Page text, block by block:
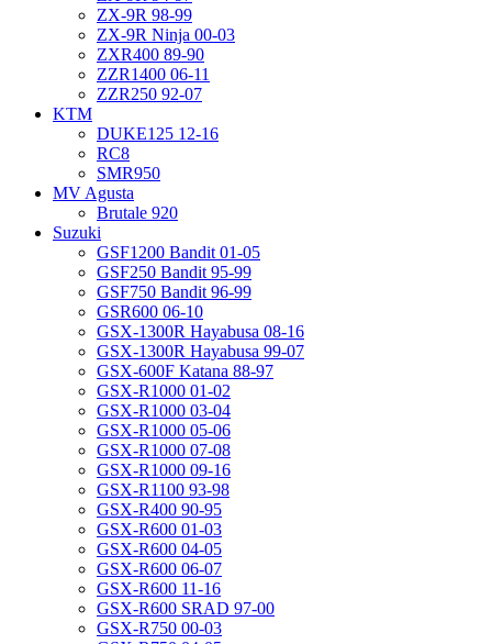
ZX-9R 98-99
ZX-9R Ninja 00-03
ZXR400 89-90
ZZR1400 06-11
ZZR250 92-07
KTM
DUKE125 12-16
RC8
SMR950
MV Agusta
Brutale 920
Suzuki
GSF1200 Bandit 01-05
GSF250 Bandit 95-99
GSF750 Bandit 96-99
GSR600 06-10
GSX-1300R Hayabusa 08-16
GSX-1300R Hayabusa 99-07
GSX-600F Katana 88-97
GSX-R1000 01-02
GSX-R1000 03-04
GSX-R1000 05-06
GSX-R1000 07-08
GSX-R1000 09-16
GSX-R1100 93-98
GSX-R400 90-95
GSX-R600 01-03
GSX-R600 04-05
GSX-R600 06-07
GSX-R600 11-16
GSX-R600 SRAD 97-00
GSX-R750 00-03